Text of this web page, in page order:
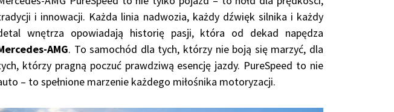
i innowacji. Każda linia nadwozia, każdy dźwięk silnika i każdy
wnętrza opowiadają historię pasji, która od dekad napędza
AMG. To samochód dla tych, którzy nie boją się marzyć, dla
którzy pragną poczuć prawdziwą esencję jazdy. PureSpeed to nie
– to spełnione marzenie każdego miłośnika motoryzacji.